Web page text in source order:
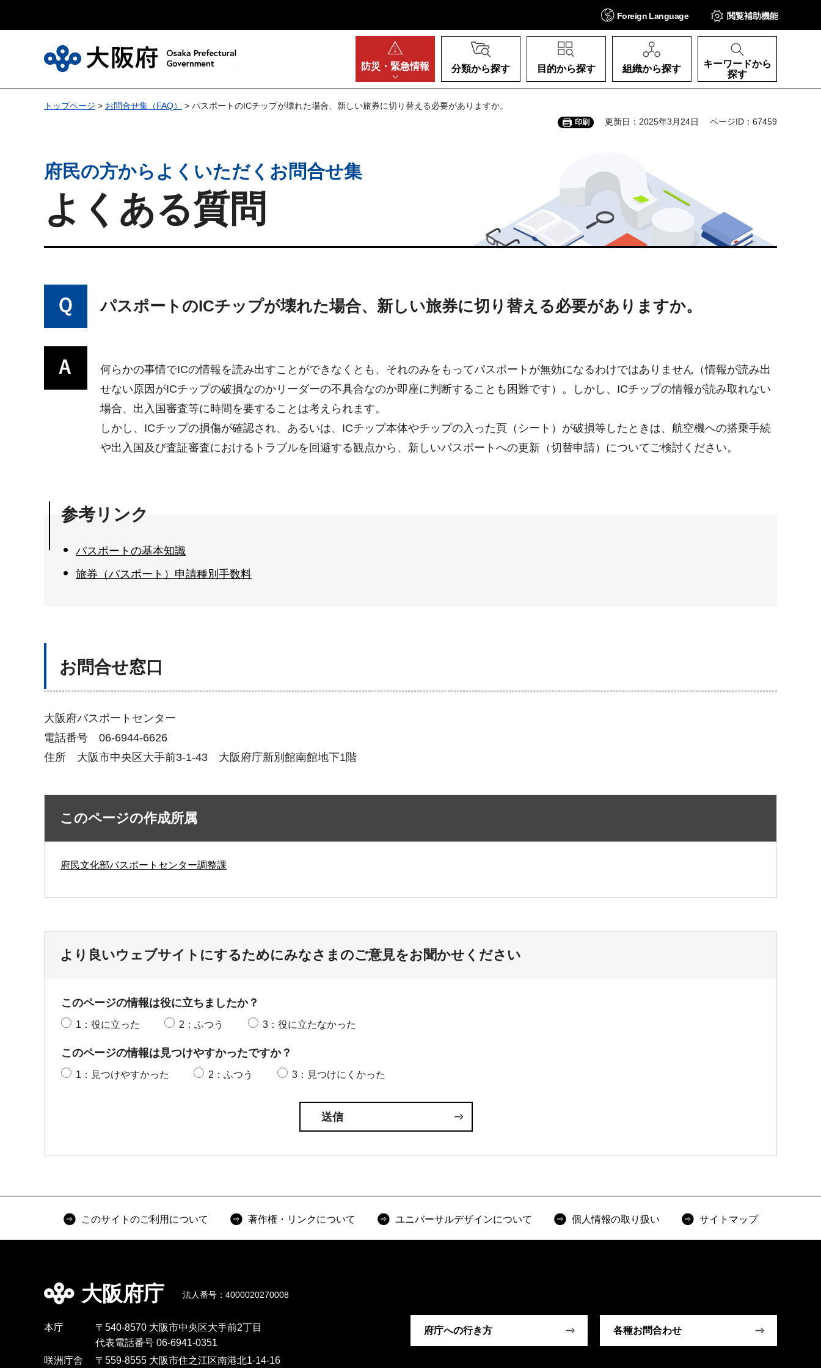
Foreign Language 閲覧補助機能
防災・ 緊急情報 分類から探す 目的から探す 組織から探す
キーワードから
探す
トップページ > お問合せ集（FAQ） > パスポートのICチップが壊れた場合、新しい旅券に切り替える必要がありますか。
印刷 更新日：2025年3月24日 ページID：67459
府民の方からよくいただくお問合せ集
よくある質問
パスポートのICチップが壊れた場合、新しい旅券に切り替える必要がありますか。
何らかの事情でICの情報を読み出すことができなくとも、それのみをもってパスポートが無効になるわけではありません（情報が読み出
せない原因がICチップの破損なのかリーダーの不具合なのか即座に判断することも困難です）。しかし、ICチップの情報が読み取れない
場合、出入国審査等に時間を要することは考えられます。
しかし、ICチップの損傷が確認され、あるいは、ICチップ本体やチップの入った頁（シート）が破損等したときは、航空機への搭乗手続
や出入国及び査証審査におけるトラブルを回避する観点から、新しいパスポートへの更新（切替申請）についてご検討ください。
参考リンク
パスポートの基本知識
旅券（パスポート）申請種別手数料
お問合せ窓口
大阪府パスポートセンター
電話番号 06-6944-6626
住所 大阪市中央区大手前3-1-43 大阪府庁新別館南館地下1階
このページの作成所属
府民文化部パスポートセンター調整課
より良いウェブサイトにするためにみなさまのご意見をお聞かせください
このページの情報は役に立ちましたか？
1：役に立った 2：ふつう 3：役に立たなかった
このページの情報は見つけやすかったですか？
1：見つけやすかった 2：ふつう 3：見つけにくかった
このサイトのご利用について 著作権・リンクについて ユニバーサルデザインについて 個人情報の取り扱い サイトマップ
大阪府庁 法人番号：4000020270008
本庁
〒540-8570 大阪市中央区大手前2丁目
代表電話番号 06-6941-0351
咲洲庁舎
〒559-8555 大阪市住之江区南港北1-14-16
府庁への行き方 各種お問合わせ